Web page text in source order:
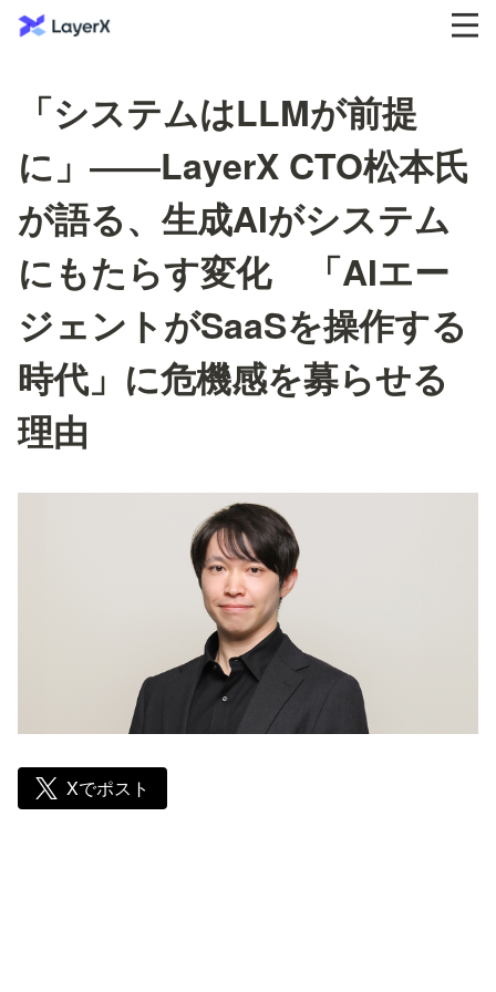
「システムはLLMが前提
に」――LayerX CTO松本氏
が語る、生成AIがシステム
にもたらす変化 「AIエー
ジェントがSaaSを操作する
時代」に危機感を募らせる
理由
Xでポスト